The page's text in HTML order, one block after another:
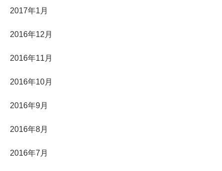
2017年1月
2016年12月
2016年11月
2016年10月
2016年9月
2016年8月
2016年7月